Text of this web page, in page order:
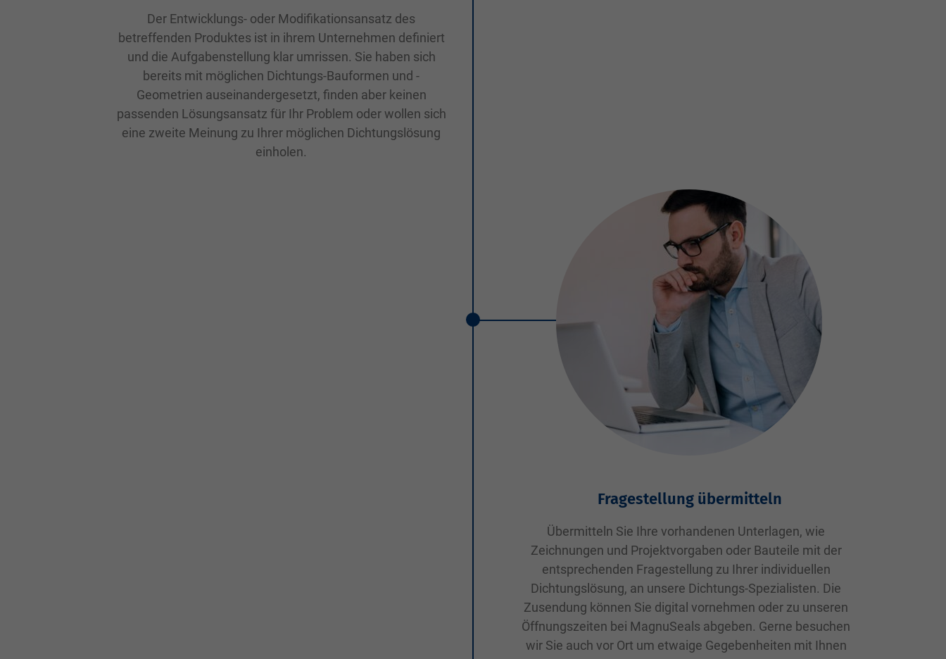
Der Entwicklungs- oder Modifikationsansatz des
betreffenden Produktes ist in ihrem Unternehmen definiert
und die Aufgabenstellung klar umrissen. Sie haben sich
bereits mit möglichen Dichtungs-Bauformen und -
Geometrien auseinandergesetzt, finden aber keinen
passenden Lösungsansatz für Ihr Problem oder wollen sich
eine zweite Meinung zu Ihrer möglichen Dichtungslösung
einholen.
Fragestellung übermitteln
Übermitteln Sie Ihre vorhandenen Unterlagen, wie
Zeichnungen und Projektvorgaben oder Bauteile mit der
entsprechenden Fragestellung zu Ihrer individuellen
Dichtungslösung, an unsere Dichtungs-Spezialisten. Die
Zusendung können Sie digital vornehmen oder zu unseren
Öffnungszeiten bei MagnuSeals abgeben. Gerne besuchen
wir Sie auch vor Ort um etwaige Gegebenheiten mit Ihnen